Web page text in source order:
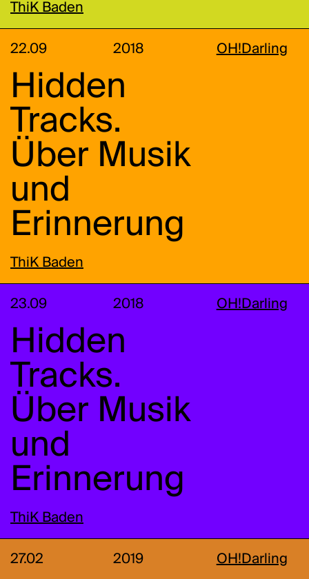
ThiK Baden
22.09 2018 OH!Darling
Hidden
Tracks.
Über Musik
und
Erinnerung
ThiK Baden
23.09 2018 OH!Darling
Hidden
Tracks.
Über Musik
und
Erinnerung
ThiK Baden
27.02 2019 OH!Darling